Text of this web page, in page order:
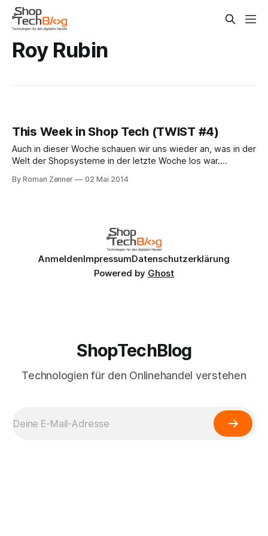
Roy Rubin
This Week in Shop Tech (TWIST #4)
Auch in dieser Woche schauen wir uns wieder an, was in der
Welt der Shopsysteme in der letzte Woche los war.
interessantesten Entwicklungen. Roy Rubin, Mitgründer von
By Roman Zenner 02 Mai 2014
AnmeldenImpressumDatenschutzerklärung
Powered by Ghost
ShopTechBlog
Technologien für den Onlinehandel verstehen